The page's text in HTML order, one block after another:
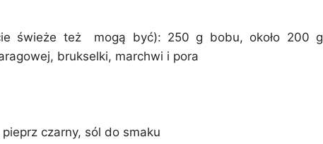
świeże też mogą być): 250 g bobu, około 200 g
brukselki, marchwi i pora
czarny, sól do smaku